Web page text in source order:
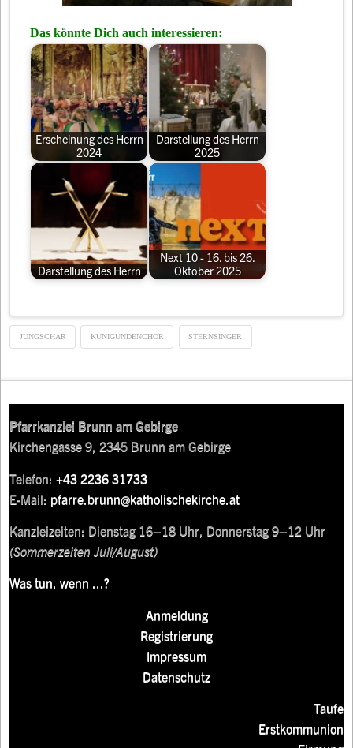
Das könnte Dich auch interessieren:
Erscheinung des Herrn
2024
Darstellung des Herrn
2025
Darstellung des Herrn
Next 10 - 16. bis 26.
Oktober 2025
JUNGSCHAR KUNIGUNDENCHOR STERNSINGER
Pfarrkanzlei Brunn am Gebirge
Kirchengasse 9, 2345 Brunn am Gebirge
Telefon:+43 2236 31733
E-Mail: pfarre.brunn@katholischekirche.at
Kanzleizeiten: Dienstag 16–18 Uhr, Donnerstag 9–12 Uhr
(Sommerzeiten Juli/August)
Was tun, wenn ...?
Anmeldung
Registrierung
Impressum
Datenschutz
Taufe
Erstkommunion